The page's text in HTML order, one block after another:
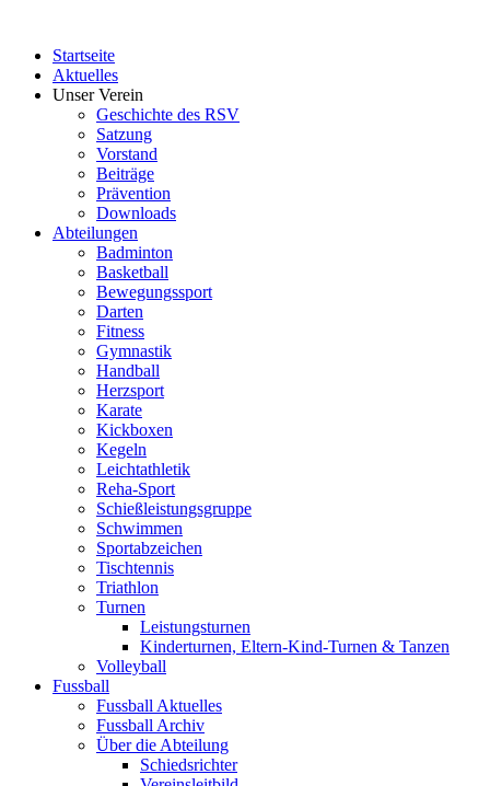
Startseite
Aktuelles
Unser Verein
Geschichte des RSV
Satzung
Vorstand
Beiträge
Prävention
Downloads
Abteilungen
Badminton
Basketball
Bewegungssport
Darten
Fitness
Gymnastik
Handball
Herzsport
Karate
Kickboxen
Kegeln
Leichtathletik
Reha-Sport
Schießleistungsgruppe
Schwimmen
Sportabzeichen
Tischtennis
Triathlon
Turnen
Leistungsturnen
Kinderturnen, Eltern-Kind-Turnen & Tanzen
Volleyball
Fussball
Fussball Aktuelles
Fussball Archiv
Über die Abteilung
Schiedsrichter